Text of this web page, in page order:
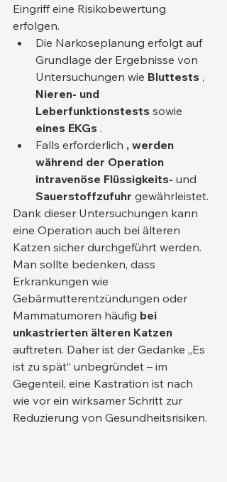
Eingriff eine Risikobewertung
erfolgen.
Die Narkoseplanung erfolgt auf
Grundlage der Ergebnisse von
Untersuchungen wie Bluttests ,
Nieren- und
Leberfunktionstests sowie
eines EKGs .
Falls erforderlich , werden
während der Operation
intravenöse Flüssigkeits- und
Sauerstoffzufuhr gewährleistet.
Dank dieser Untersuchungen kann
eine Operation auch bei älteren
Katzen sicher durchgeführt werden.
Man sollte bedenken, dass
Erkrankungen wie
Gebärmutterentzündungen oder
Mammatumoren häufig bei
unkastrierten älteren Katzen
auftreten. Daher ist der Gedanke „Es
ist zu spät“ unbegründet – im
Gegenteil, eine Kastration ist nach
wie vor ein wirksamer Schritt zur
Reduzierung von Gesundheitsrisiken.